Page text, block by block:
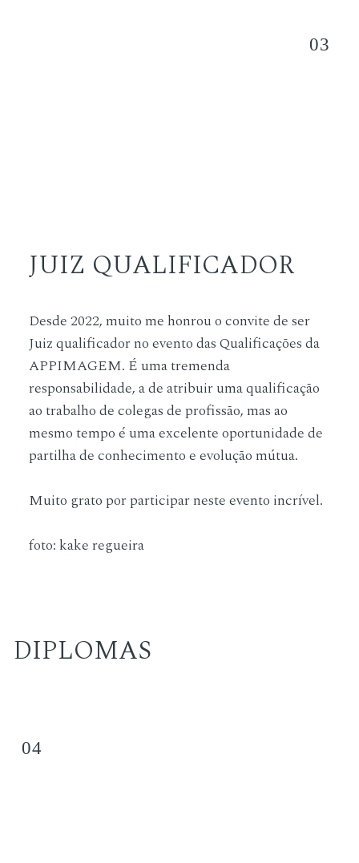
JUIZ QUALIFICADOR
Desde 2022, muito me honrou o convite de ser
Juiz qualificador no evento das Qualificações da
APPIMAGEM. É uma tremenda
responsabilidade, a de atribuir uma qualificação
ao trabalho de colegas de profissão, mas ao
mesmo tempo é uma excelente oportunidade de
partilha de conhecimento e evolução mútua.
Muito grato por participar neste evento incrível.
foto:kake regueira
03
DIPLOMAS
04